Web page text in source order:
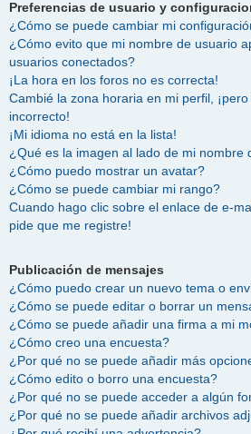
Preferencias de usuario y
¿Cómo se puede cambiar mi
¿Cómo evito que mi nombre de usuario
usuarios conectados?
¡La hora en los foros no es correcta!
Cambié la zona horaria en mi perfil,
incorrecto!
¡Mi idioma no está en la lista!
¿Qué es la imagen al lado de mi nombre
¿Cómo puedo mostrar un avatar?
¿Cómo se puede cambiar mi rango?
Cuando hago clic sobre el enlace de e-
pide que me registre!
Publicación de mensajes
¿Cómo puedo crear un nuevo tema o
¿Cómo se puede editar o borrar un
¿Cómo se puede añadir una firma a mi
¿Cómo creo una encuesta?
¿Por qué no se puede añadir más
¿Cómo edito o borro una encuesta?
¿Por qué no se puede acceder a algún
¿Por qué no se puede añadir archivos